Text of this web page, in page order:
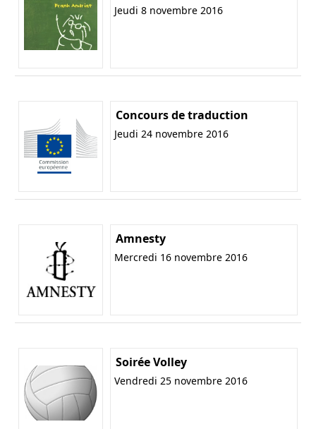
Jeudi 8 novembre 2016
Concours de traduction
Jeudi 24 novembre 2016
Amnesty
Mercredi 16 novembre 2016
Soirée Volley
Vendredi 25 novembre 2016